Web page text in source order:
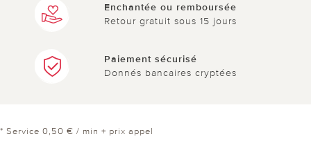
Enchantée ou remboursée
Retour gratuit sous 15 jours
Paiement sécurisé
Donnés bancaires cryptées
* Service 0,50 € / min + prix appel